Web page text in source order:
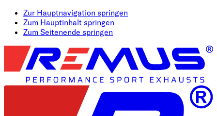
Zur Hauptnavigation springen
Zum Hauptinhalt springen
Zum Seitenende springen